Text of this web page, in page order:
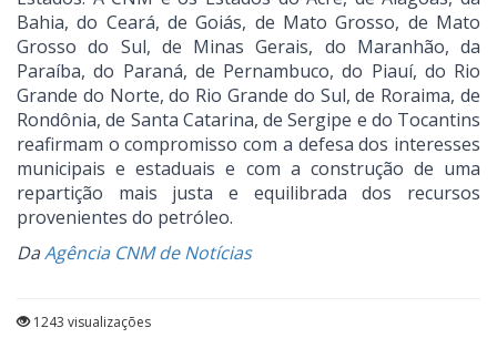
Bahia, do Ceará, de Goiás, de Mato Grosso, de Mato
Grosso do Sul, de Minas Gerais, do Maranhão, da
Paraíba, do Paraná, de Pernambuco, do Piauí, do Rio
Grande do Norte, do Rio Grande do Sul, de Roraima, de
Rondônia, de Santa Catarina, de Sergipe e do Tocantins
reafirmam o compromisso com a defesa dos interesses
municipais e estaduais e com a construção de uma
repartição mais justa e equilibrada dos recursos
provenientes do petróleo.
DaAgência CNM de Notícias
1243 visualizações